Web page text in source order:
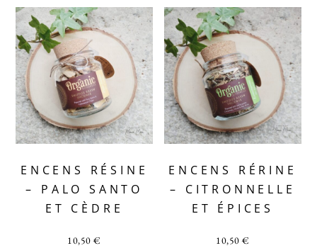
ENCENS RÉSINE
– PALO SANTO
ET CÈDRE
10,50€
ENCENS RÉRINE
– CITRONNELLE
ET ÉPICES
10,50€